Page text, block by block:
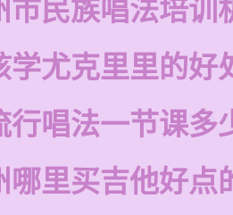
市民族唱法培训
学尤克里里的好
行唱法一节课多
哪里买吉他好点